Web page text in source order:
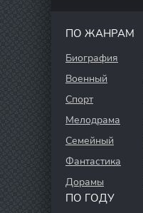
ПО ЖАНРАМ
Биография
Военный
Спорт
Мелодрама
Семейный
Фантастика
Дорамы
ПО ГОДУ